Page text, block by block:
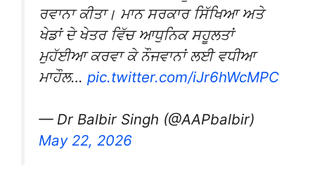
ਰਵਾਨਾ ਕੀਤਾ। ਮਾਨ ਸਰਕਾਰ ਸਿੱਖਿਆ ਅਤੇ
ਖੇਡਾਂ ਦੇ ਖੇਤਰ ਵਿੱਚ ਆਧੁਨਿਕ ਸਹੂਲਤਾਂ
ਮੁਹੱਈਆ ਕਰਵਾ ਕੇ ਨੌਜਵਾਨਾਂ ਲਈ ਵਧੀਆ
ਮਾਹੌਲ… pic.twitter.com/iJr6hWcMPC
— Dr Balbir Singh (@AAPbalbir)
May 22, 2026